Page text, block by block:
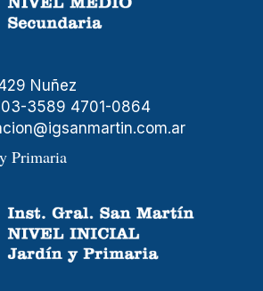
Nuñez
3589 4701-0864
Primaria